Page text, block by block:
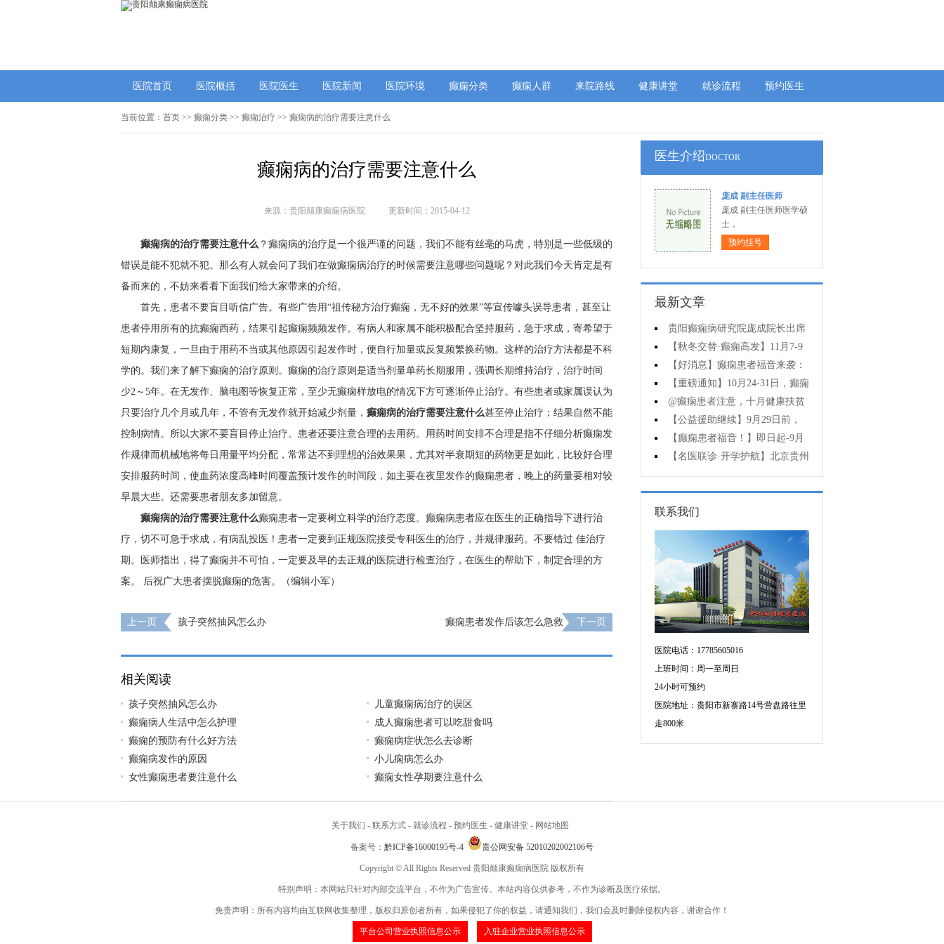
医院首页 医院概括 医院医生 医院新闻 医院环境 癫痫分类 癫痫人群 来院路线 健康讲堂 就诊流程 预约医生
当前位置： 首页 >> 癫痫分类 >> 癫痫治疗 >> 癫痫病的治疗需要注意什么
癫痫病的治疗需要注意什么
来源：贵阳颠康癫痫病医院 更新时间：2015-04-12
癫痫病的治疗需要注意什么 ？癫痫病的治疗是一个很严谨的问题，我们不能有丝毫的马虎，特别是一些低级的
错误是能不犯就不犯。那么有人就会问了我们在做癫痫病治疗的时候需要注意哪些问题呢？对此我们今天肯定是有
备而来的，不妨来看看下面我们给大家带来的介绍。
首先，患者不要盲目听信广告。有些广告用“祖传秘方治疗癫痫，无不好的效果”等宣传噱头误导患者，甚至让
患者停用所有的抗癫痫西药，结果引起癫痫频频发作。有病人和家属不能积极配合坚持服药，急于求成，寄希望于
短期内康复，一旦由于用药不当或其他原因引起发作时，便自行加量或反复频繁换药物。这样的治疗方法都是不科
学的。我们来了解下癫痫的治疗原则。癫痫的治疗原则是适当剂量单药长期服用，强调长期维持治疗，治疗时间
少2～5年。在无发作、脑电图等恢复正常，至少无癫痫样放电的情况下方可逐渐停止治疗。有些患者或家属误认为
只要治疗几个月或几年，不管有无发作就开始减少剂量， 癫痫病的治疗需要注意什么甚至停止治疗；结果自然不能
控制病情。所以大家不要盲目停止治疗。患者还要注意合理的去用药。用药时间安排不合理是指不仔细分析癫痫发
作规律而机械地将每日用量平均分配，常常达不到理想的治效果果，尤其对半衰期短的药物更是如此，比较好合理
安排服药时间，使血药浓度高峰时间覆盖预计发作的时间段，如主要在夜里发作的癫痫患者，晚上的药量要相对较
早晨大些。还需要患者朋友多加留意。
癫痫病的治疗需要注意什么癫痫患者一定要树立科学的治疗态度。癫痫病患者应在医生的正确指导下进行治
疗，切不可急于求成，有病乱投医！患者一定要到正规医院接受专科医生的治疗，并规律服药。不要错过 佳治疗
期。医师指出，得了癫痫并不可怕，一定要及早的去正规的医院进行检查治疗，在医生的帮助下，制定合理的方
案。 后祝广大患者摆脱癫痫的危害。（编辑小军）
上一页 孩子突然抽风怎么办 癫痫患者发作后该怎么急救 下一页
相关阅读
孩子突然抽风怎么办
儿童癫痫病治疗的误区
癫痫病人生活中怎么护理
成人癫痫患者可以吃甜食吗
癫痫的预防有什么好方法
癫痫病症状怎么去诊断
癫痫病发作的原因
小儿痫病怎么办
女性癫痫患者要注意什么
癫痫女性孕期要注意什么
医生介绍DOCTOR
庞成 副主任医师
庞成 副主任医师医学硕
士，
预约挂号
最新文章
贵阳癫痫病研究院庞成院长出席
第十一届CAAE国际癫痫论坛暨协会
成立20周年庆典
【秋冬交替·癫痫高发】11月7-9
日，超难约的北京三甲名医，携手
贵州专家团共抗癫痫，速约！
【好消息】癫痫患者福音来袭：
万元救助+半价专项检查+京黔专家
免费亲诊，符合条件者速申请！
【重磅通知】10月24-31日，癫痫
病专项检查全额救助+京黔名医免费
亲诊+高达万元补贴，名额有限，速
@癫痫患者注意，十月健康扶贫
救助计划开启，专家免费亲诊+高达
万元治疗救助，速抢名额！
【公益援助继续】9月29日前，
癫痫名医免费亲诊+检查治疗大额援
助持续发放，速约！
【癫痫患者福音！】即日起-9月
15日，专项检查免费+北京三甲知名
专家空降贵阳亲诊，勿错过！
【名医联诊·开学护航】北京贵州
三甲癫痫名医公益亲诊+检查治疗大
额援助，速约！
联系我们
医院电话：17785605016
上班时间：周一至周日
24小时可预约
医院地址：贵阳市新寨路14号营盘路往里
走800米
关于我们 - 联系方式 - 就诊流程 - 预约医生 - 健康讲堂 - 网站地图
备案号： 黔ICP备16000195号-4 贵公网安备 52010202002106号
Copyright © All Rights Reserved 贵阳颠康癫痫病医院 版权所有
特别声明：本网站只针对内部交流平台，不作为广告宣传。本站内容仅供参考，不作为诊断及医疗依据。
免责声明：所有内容均由互联网收集整理，版权归原创者所有，如果侵犯了你的权益，请通知我们，我们会及时删除侵权内容，谢谢合作！
平台公司营业执照信息公示 入驻企业营业执照信息公示